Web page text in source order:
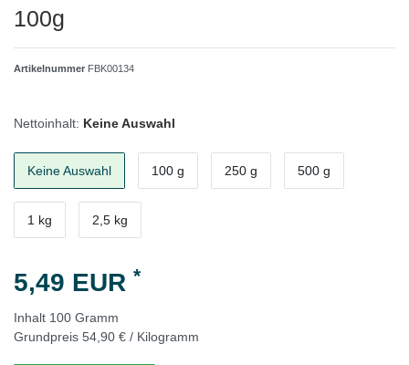
100g
Artikelnummer FBK00134
Nettoinhalt: Keine Auswahl
Keine Auswahl 100 g 250 g 500 g
1 kg 2,5 kg
5,49 EUR *
Inhalt 100 Gramm
Grundpreis 54,90 € / Kilogramm